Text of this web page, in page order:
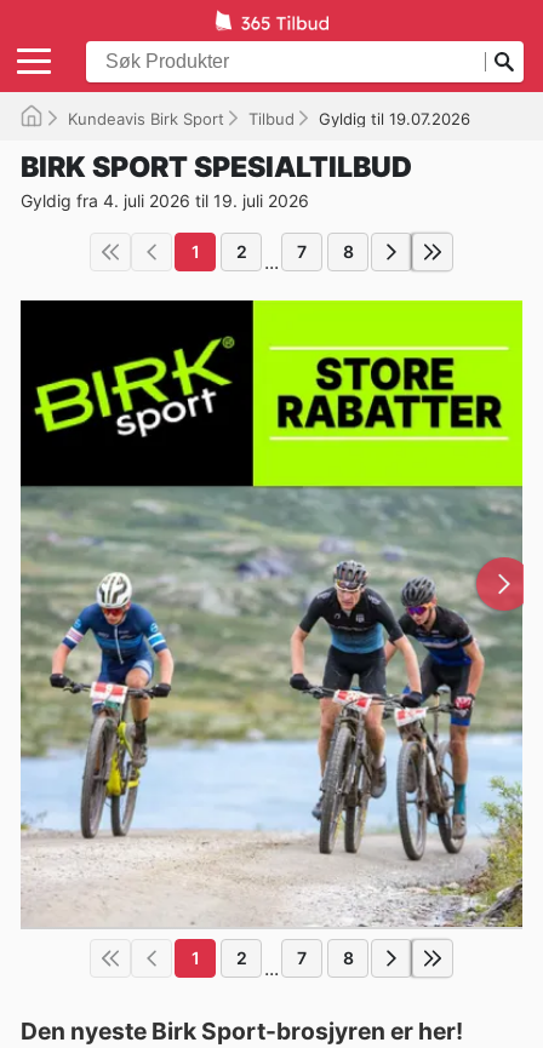
Kundeavis Birk Sport Tilbud Gyldig til 19.07.2026
BIRK SPORT SPESIALTILBUD
Gyldig fra 4. juli 2026 til 19. juli 2026
1 2 ... 7 8
1 2 ... 7 8
Den nyeste Birk Sport-brosjyren er her!